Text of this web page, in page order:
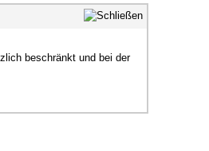
beschränkt und bei der